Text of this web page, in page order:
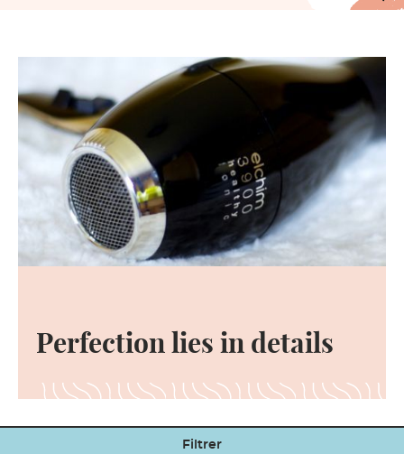
Perfection lies in details
Filtrer